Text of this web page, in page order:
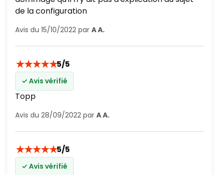
de la configuration
Avis du 15/10/2022 par A A.
★★★★★5/5
✓ Avis vérifié
Topp
Avis du 28/09/2022 par A A.
★★★★★5/5
✓ Avis vérifié